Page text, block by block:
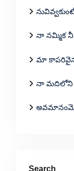
నా నమ్మిక
మా
నా మదిలోని
Search